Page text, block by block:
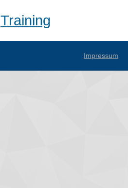
Training
Impressum